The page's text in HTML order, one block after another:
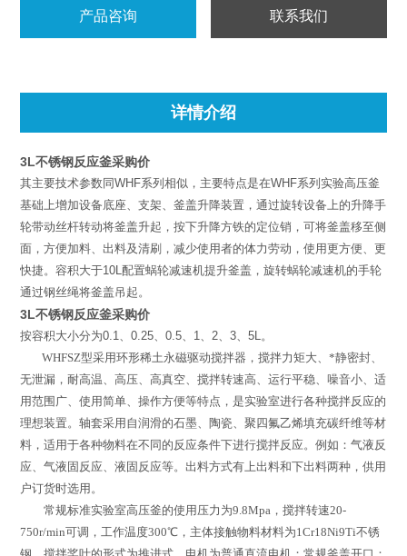
产品咨询 联系我们
详情介绍
3L不锈钢反应釜采购价
其主要技术参数同WHF系列相似，主要特点是在WHF系列实验高压釜
基础上增加设备底座、支架、釜盖升降装置，通过旋转设备上的升降手
轮带动丝杆转动将釜盖升起，按下升降方铁的定位销，可将釜盖移至侧
面，方便加料、出料及清刷，减少使用者的体力劳动，使用更方便、更
快捷。容积大于10L配置蜗轮减速机提升釜盖，旋转蜗轮减速机的手轮
通过钢丝绳将釜盖吊起。
3L不锈钢反应釜采购价
按容积大小分为0.1、0.25、0.5、 1、2、3、5L。
WHFSZ型采用环形稀土永磁驱动搅拌器，搅拌力矩大、*静密封、
无泄漏，耐高温、高压、高真空、搅拌转速高、运行平稳、噪音小、适
用范围广、使用简单、操作方便等特点，是实验室进行各种搅拌反应的
理想装置。轴套采用自润滑的石墨、陶瓷、聚四氟乙烯填充碳纤维等材
料，适用于各种物料在不同的反应条件下进行搅拌反应。例如：气液反
应、气液固反应、液固反应等。出料方式有上出料和下出料两种，供用
户订货时选用。
常规标准实验室高压釜的使用压力为9.8Mpa ，搅拌转速20-
750r/min 可调，工作温度300℃ ，主体接触物料材料为1Cr18Ni9Ti不锈